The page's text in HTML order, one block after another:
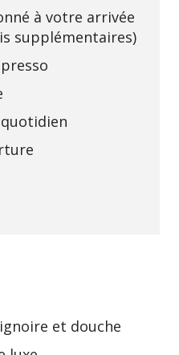
à votre arrivée
supplémentaires)
et douche